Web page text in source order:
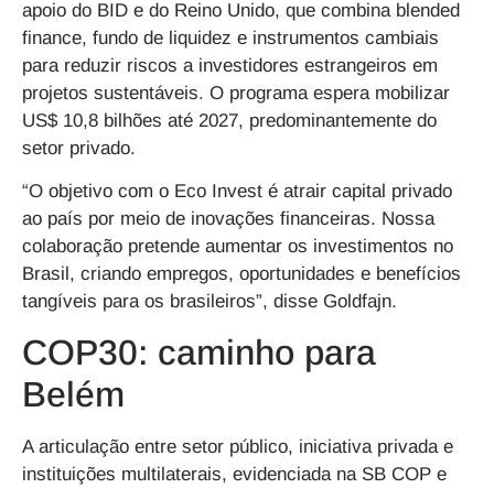
apoio do BID e do Reino Unido, que combina blended
finance, fundo de liquidez e instrumentos cambiais
para reduzir riscos a investidores estrangeiros em
projetos sustentáveis. O programa espera mobilizar
US$ 10,8 bilhões até 2027, predominantemente do
setor privado.
“O objetivo com o Eco Invest é atrair capital privado
ao país por meio de inovações financeiras. Nossa
colaboração pretende aumentar os investimentos no
Brasil, criando empregos, oportunidades e benefícios
tangíveis para os brasileiros”, disse Goldfajn.
COP30: caminho para
Belém
A articulação entre setor público, iniciativa privada e
instituições multilaterais, evidenciada na SB COP e